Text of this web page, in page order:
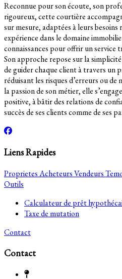
Reconnue pour son écoute, son
rigoureux, cette courtière
sur mesure, adaptées à leurs besoins
expérience dans le domaine
connaissances pour offrir un service
Son approche repose sur la
de guider chaque client à travers un
réduisant les risques d’erreurs ou de
la passion de son métier, elle
positive, à bâtir des relations de
succès de ses clients comme de ses
Liens Rapides
ProprietesAcheteursVendeurs
Outils
Calculateur de prêt
Taxe de mutation
Contact
Contact